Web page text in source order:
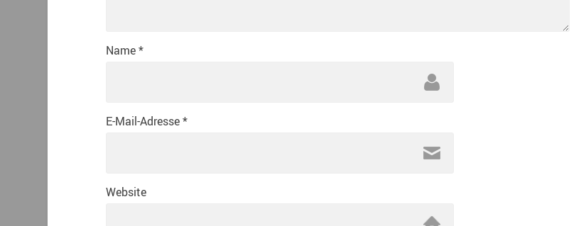
Name*
E-Mail-Adresse*
Website